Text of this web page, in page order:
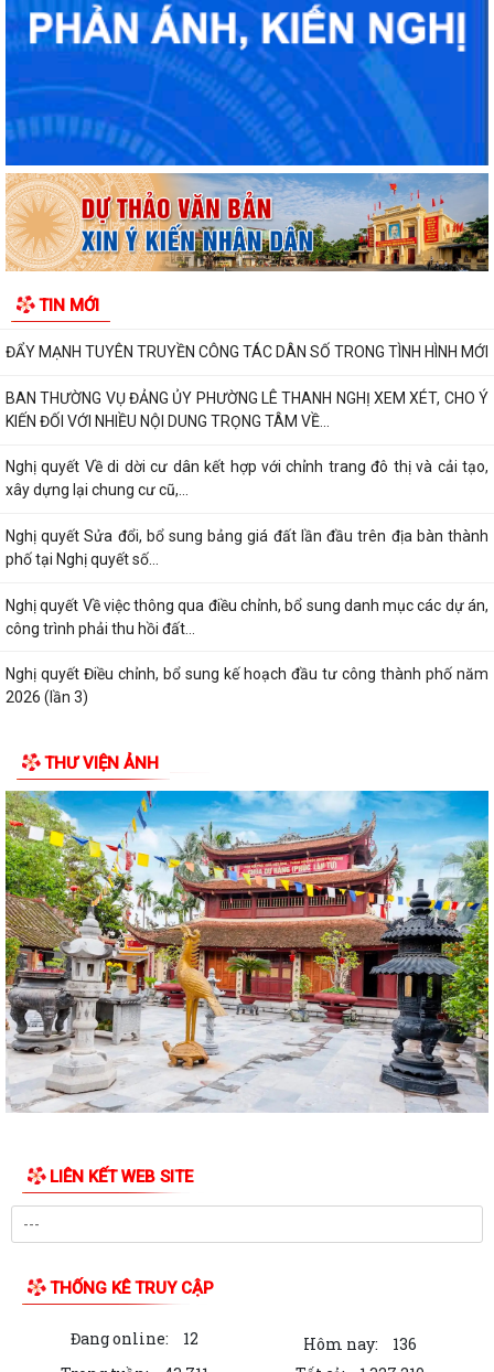
TIN MỚI
KHAI THÁC TÀI LIỆU SỐ PHỤC VỤ CÔNG TÁC PHỔ BIẾN, GIÁO DỤC
PHÁP LUẬT VÀ CHATBOX AI TRỢ GIÚP PHÁP LUẬT
BIỂU DƯƠNG HÀNH ĐỘNG ĐẸP: NHẶT ĐƯỢC CỦA RƠI, TRẢ LẠI NGƯỜI
ĐÁNH MẤT
DUY TRÌ XỬ LÝ THƯỜNG XUYÊN, KIÊN QUYẾT KHÔNG ĐỂ TÁI LẤN
CHIẾM LÒNG ĐƯỜNG, VỈA HÈ
PHƯỜNG LÊ THANH NGHỊ: LAN TỎA HIỆU QUẢ TỪ MÔ HÌNH "NGÀY
THỨ TƯ KHÔNG HẸN" VÀ "NGÀY THỨ NĂM SẺ CHIA"
CHỦ ĐỘNG PHÒNG, CHỐNG BỆNH SỐT XUẤT HUYẾT
ĐẨY MẠNH TUYÊN TRUYỀN CÔNG TÁC DÂN SỐ TRONG TÌNH HÌNH MỚI
BAN THƯỜNG VỤ ĐẢNG ỦY PHƯỜNG LÊ THANH NGHỊ XEM XÉT, CHO Ý
KIẾN ĐỐI VỚI NHIỀU NỘI DUNG TRỌNG TÂM VỀ...
Nghị quyết Về di dời cư dân kết hợp với chỉnh trang đô thị và cải tạo,
xây dựng lại chung cư cũ,...
Nghị quyết Sửa đổi, bổ sung bảng giá đất lần đầu trên địa bàn thành
phố tại Nghị quyết số...
Nghị quyết Về việc thông qua điều chỉnh, bổ sung danh mục các dự án,
công trình phải thu hồi đất...
Nghị quyết Điều chỉnh, bổ sung kế hoạch đầu tư công thành phố năm
2026 (lần 3)
tháng đầu năm; nhiệm vụ,...
Nghị quyết Về chất vấn tại kỳ họp thứ 3 (kỳ họp thường lệ giữa năm
2026) Hội đồng nhân dân thành...
Nghị quyết Quy định chính sách hỗ trợ đối với người hoạt động không
chuyên trách ở thôn, tổ dân phố...
Nghị quyết Quy định chính sách hỗ trợ đối với công chức, viên chức làm
việc tại Bộ phận Một cửa các...
Nghị quyết Quy định tiêu chí thành lập Đội dân phòng và tiêu chí về số
lượng thành viên Đội dân...
Nghị quyết Quy định mức trợ cấp ngày công lao động đối với người
tham gia lực lượng xung kích...
thành phố Hải Phòng
Nghị quyết Quy định mức thu phí, lệ phí thuộc thẩm quyền của Hội
Nghị quyết Quy định nội dung và mức chi thực hiện Đề án “Xây dựng xã
Nghị quyết Quy định tiêu chí đối với người nước ngoài là chuyên gia,
THƯ VIỆN ẢNH
LIÊN KẾT WEB SITE
THỐNG KÊ TRUY CẬP
Đang online: 12 Hôm nay:
136